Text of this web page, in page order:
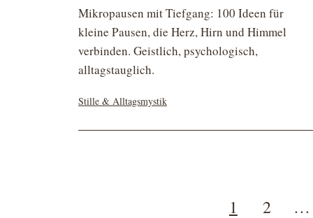
Mikropausen mit Tiefgang: 100 Ideen für
kleine Pausen, die Herz, Hirn und Himmel
verbinden. Geistlich, psychologisch,
alltagstauglich.
Kategorisiert
Stille & Alltagsmystik
1 2 …